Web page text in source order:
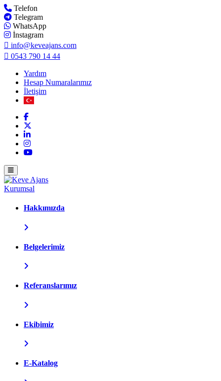
Telefon
Telegram
WhatsApp
İnstagram
info@keveajans.com
0543 790 14 44
Yardım
Hesap Numaralarımız
İletişim
Kurumsal
Hakkımızda
Belgelerimiz
Referanslarımız
Ekibimiz
E-Katalog